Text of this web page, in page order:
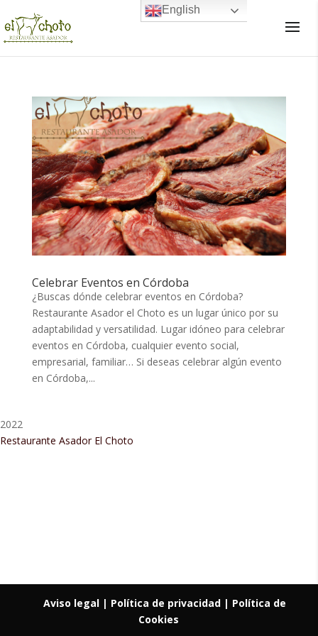
Celebrar Eventos en Córdoba
¿Buscas dónde celebrar eventos en Córdoba?
Restaurante Asador el Choto es un lugar único por su
adaptabilidad y versatilidad. Lugar idóneo para celebrar
eventos en Córdoba, cualquier evento social,
empresarial, familiar… Si deseas celebrar algún evento
en Córdoba,...
2022
Restaurante Asador El Choto
×
Aviso legal | Política de privacidad | Política de
Cookies
English